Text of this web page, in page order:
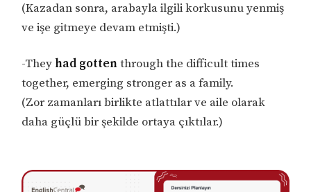
(Kazadan sonra, arabayla ilgili korkusunu yenmiş
ve işe gitmeye devam etmişti.)
-Theyhad gottenthrough the difficult times
together, emerging stronger as a family.
(Zor zamanları birlikte atlattılar ve aile olarak
daha güçlü bir şekilde ortaya çıktılar.)